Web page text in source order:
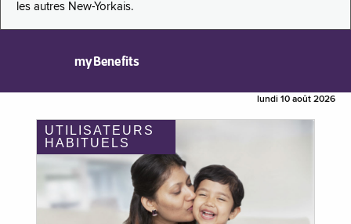
les autres New-Yorkais.
myBenefits
lundi 10 août 2026
UTILISATEURS
HABITUELS